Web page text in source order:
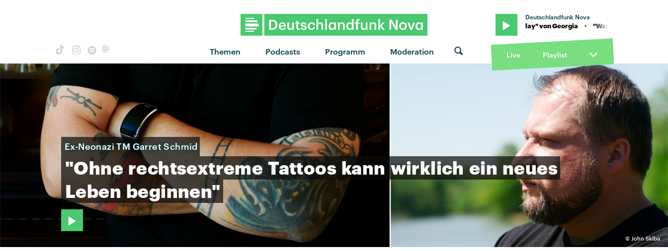
Themen Podcasts Programm Moderation
Deutschlandfunk Nova
"Wanna Play" von Georgia · "Wanna Play" von Georgia · "Wanna Play" von Georgia
Live Playlist
© John Sklba
Ex-Neonazi TM Garret Schmid
"Ohne rechtsextreme Tattoos kann wirklich ein neues
Leben beginnen"